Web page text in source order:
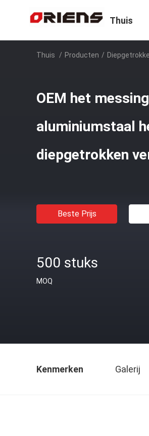
Thuis
Thuis / Producten /
OEM het
aluminiumstaal
diepgetrokken
Beste Prijs
500 stuks
MOQ
Kenmerken Galerij